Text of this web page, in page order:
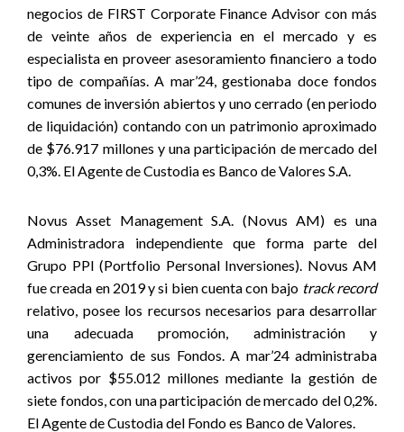
negocios de FIRST Corporate Finance Advisor con más
de veinte años de experiencia en el mercado y es
especialista en proveer asesoramiento financiero a todo
tipo de compañías. A mar’24, gestionaba doce fondos
comunes de inversión abiertos y uno cerrado (en periodo
de liquidación) contando con un patrimonio aproximado
de $76.917 millones y una participación de mercado del
0,3%. El Agente de Custodia es Banco de Valores S.A.
Novus Asset Management S.A. (Novus AM) es una
Administradora independiente que forma parte del
Grupo PPI (Portfolio Personal Inversiones). Novus AM
fue creada en 2019 y si bien cuenta con bajo track record
relativo, posee los recursos necesarios para desarrollar
una adecuada promoción, administración y
gerenciamiento de sus Fondos. A mar’24 administraba
activos por $55.012 millones mediante la gestión de
siete fondos, con una participación de mercado del 0,2%.
El Agente de Custodia del Fondo es Banco de Valores.